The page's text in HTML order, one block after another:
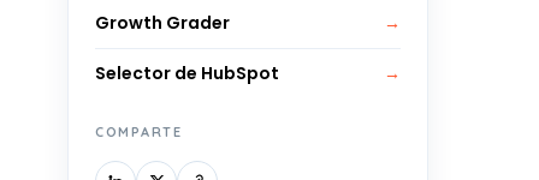
Growth Grader →
Selector de HubSpot →
COMPARTE